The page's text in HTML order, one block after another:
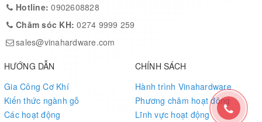
Pat giường BB1023 xi mạ đồng
giả cổ
Hotline:0902608828
Chăm sóc KH:0274 9999 259
sales@vinahardware.com
HƯỚNG DẪN
Gia Công Cơ Khí
Kiến thức ngành gỗ
Các hoạt động
CHÍNH SÁCH
Hành trình Vinahardware
Phương châm hoạt động
Lĩnh vực hoạt động